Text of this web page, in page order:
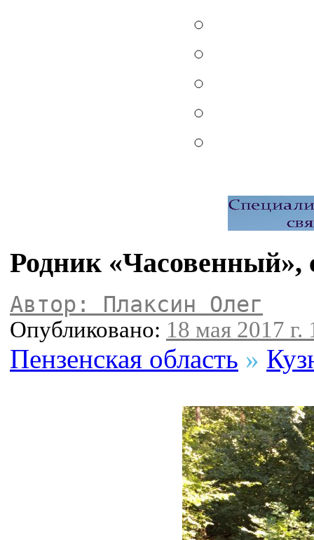
Родник «Часовенный»,
Автор: Плаксин Олег
Опубликовано: 18 мая 2017 г.
Пензенская область »